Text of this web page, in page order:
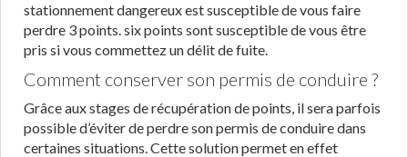
stationnement dangereux est susceptible de vous faire
perdre 3 points. six points sont susceptible de vous être
pris si vous commettez un délit de fuite.
Comment conserver son permis de conduire ?
Grâce aux stages de récupération de points, il sera parfois
possible d’éviter de perdre son permis de conduire dans
certaines situations. Cette solution permet en effet